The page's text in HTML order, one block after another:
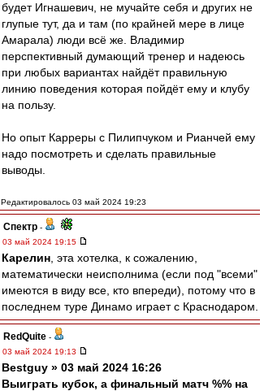
будет Игнашевич, не мучайте себя и других не
глупые тут, да и там (по крайней мере в лице
Амарала) люди всё же. Владимир
перспективный думающий тренер и надеюсь
при любых вариантах найдёт правильную
линию поведения которая пойдёт ему и клубу
на пользу.
Но опыт Карреры с Пилипчуком и Рианчей ему
надо посмотреть и сделать правильные
выводы.
Редактировалось 03 май 2024 19:23
Спектр -
03 май 2024 19:15
Карелин , эта хотелка, к сожалению,
математически неисполнима (если под "всеми"
имеются в виду все, кто впереди), потому что в
последнем туре Динамо играет с Краснодаром.
RedQuite -
03 май 2024 19:13
Bestguy » 03 май 2024 16:26
Выиграть кубок, а финальный матч %% на